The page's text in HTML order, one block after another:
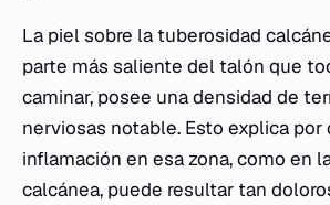
La piel sobre la tuberosidad
parte más saliente del talón que
caminar, posee una densidad de
nerviosas notable. Esto explica por
inflamación en esa zona, como en
calcánea, puede resultar tan